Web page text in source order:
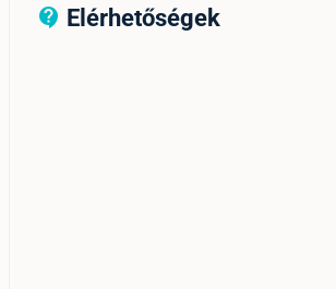
contact_support_outline
Elérhetőségek